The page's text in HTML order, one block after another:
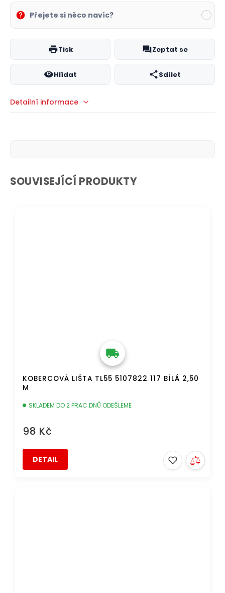
Přejete si něco navíc?
Tisk Zeptat se
Hlídat Sdílet
Detailní informace
SOUVISEJÍCÍ PRODUKTY
KOBERCOVÁ LIŠTA TL55 5107822 117 BÍLÁ 2,50
M
SKLADEM DO 2 PRAC.DNŮ ODEŠLEME
98 Kč
DETAIL